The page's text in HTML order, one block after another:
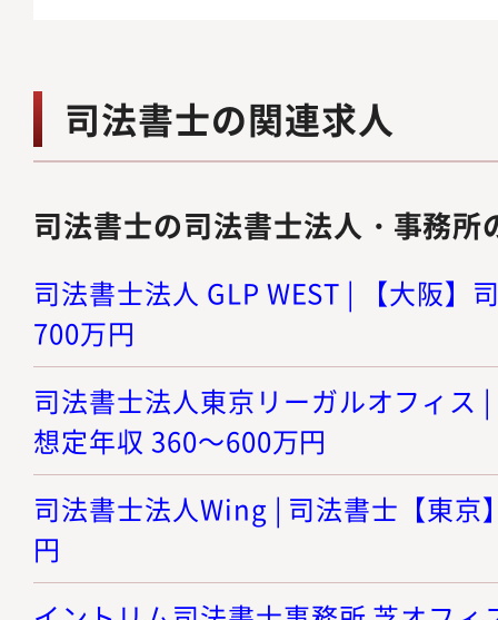
司法書士の関連求人
司法書士の司法書士法人・事務所
司法書士法人 GLP WEST | 【大阪】
700万円
司法書士法人東京リーガルオフィス
想定年収 360～600万円
司法書士法人Wing | 司法書士【東京
円